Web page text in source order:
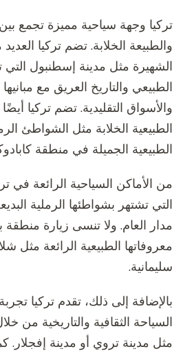
تركيا وجهة سياحية مميزة تجمع بين
والطبيعة الخلابة. تضم تركيا
الشهيرة مثل مدينة إسطنبول التي
الطبيعي والتاريخ العريق مع مبانيها
والأسواق التقليدية. تضم تركيا
الطبيعية الخلابة مثل الشواطئ
الطبيعية الجميلة في منطقة
من الأماكن السياحية الرائعة في
التي تشتهر بشواطئها الرملية
مدار العام. ولا تنسى زيارة
معروفاتها الطبيعية الرائعة مثل
سليمانية.
بالإضافة إلى ذلك، تقدم تركيا
السياحة الثقافية والتاريخية من
مثل مدينة تروي أو مدينة إفجلار.